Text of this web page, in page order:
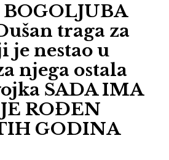
traga za
je nestao u
njega ostala
SADA IMA
ROĐEN
GODINA